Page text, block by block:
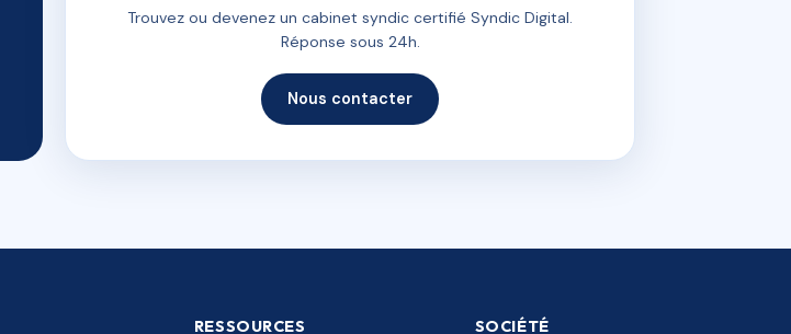
Trouvez ou devenez un cabinet syndic certifié Syndic Digital.
Réponse sous 24h.
Nous contacter
RESSOURCES SOCIÉTÉ